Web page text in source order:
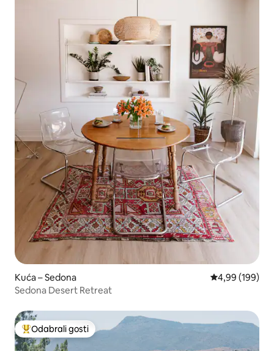
Kuća – Sedona Prosječna
4,99 (199)
Sedona Desert Retreat
Među najviše rangiranima s oznakom „Odabrali gosti”
Odabrali gosti